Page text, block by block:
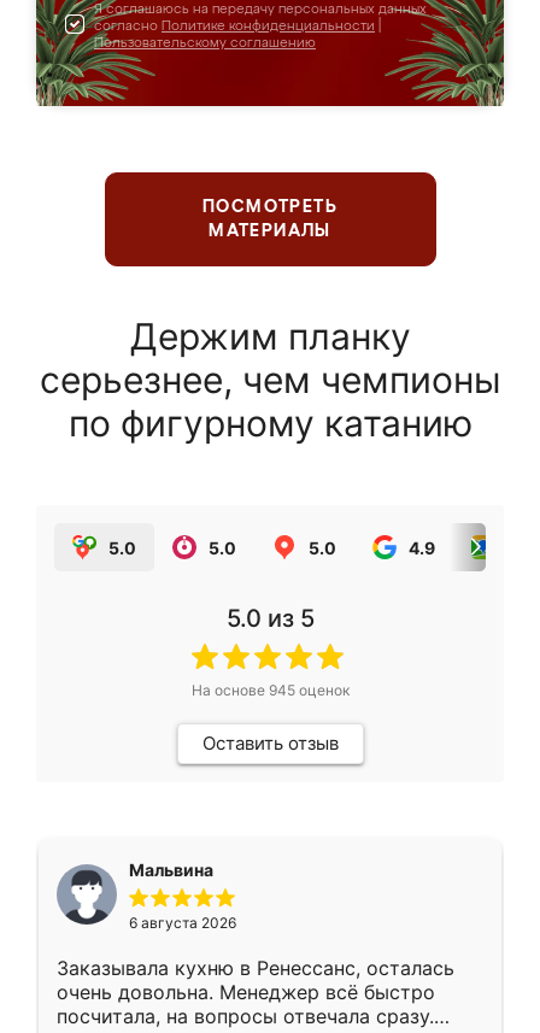
Я соглашаюсь на передачу персональных данных
согласно Политике конфиденциальности
Пользовательскому соглашению
ПОСМОТРЕТЬ
МАТЕРИАЛЫ
Держим планку
серьезнее, чем чемпионы
по фигурному катанию
5.0 5.0 5.0 4.9
5.0 из 5
На основе 945оценок
Оставить отзыв
Мальвина
6 августа 2026
Заказывала кухню в Ренессанс, осталась
очень довольна. Менеджер всё быстро
посчитала, на вопросы отвечала сразу.